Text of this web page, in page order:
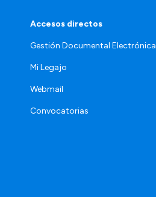
Accesos directos
Gestión Documental Electrónica
Mi Legajo
Webmail
Convocatorias